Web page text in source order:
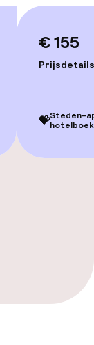
€ 155
Prijsdetails
💝Steden-